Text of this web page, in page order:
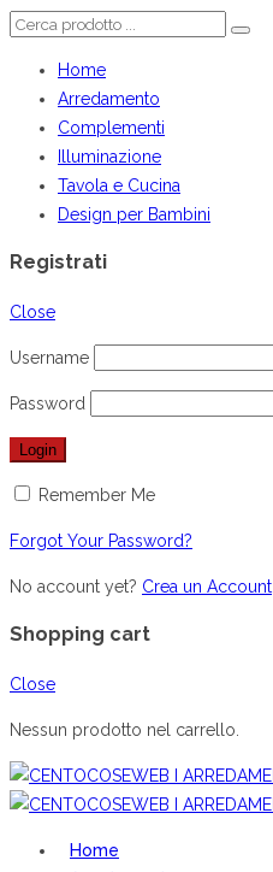
Home
Arredamento
Complementi
Illuminazione
Tavola e Cucina
Design per Bambini
Registrati
Close
Username
Password
Remember Me
Forgot Your Password?
No account yet? Crea un Account
Shopping cart
Close
Nessun prodotto nel carrello.
Home